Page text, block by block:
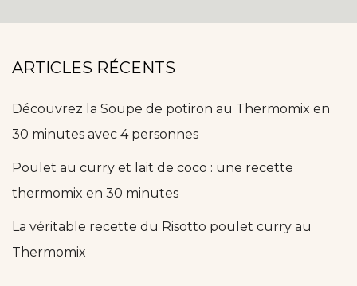
ARTICLES RÉCENTS
Découvrez la Soupe de potiron au Thermomix en
30 minutes avec 4 personnes
Poulet au curry et lait de coco : une recette
thermomix en 30 minutes
La véritable recette du Risotto poulet curry au
Thermomix